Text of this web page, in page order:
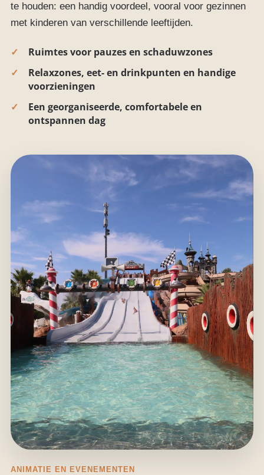
te houden: een handig voordeel, vooral voor gezinnen
met kinderen van verschillende leeftijden.
Ruimtes voor pauzes en schaduwzones
Relaxzones, eet- en drinkpunten en handige
voorzieningen
Een georganiseerde, comfortabele en
ontspannen dag
ANIMATIE EN EVENEMENTEN